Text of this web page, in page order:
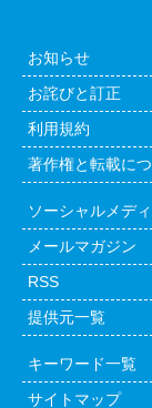
お知らせ
お詫びと訂正
利用規約
著作権と転載に
ソーシャルメデ
メールマガジン
RSS
提供元一覧
キーワード一覧
サイトマップ